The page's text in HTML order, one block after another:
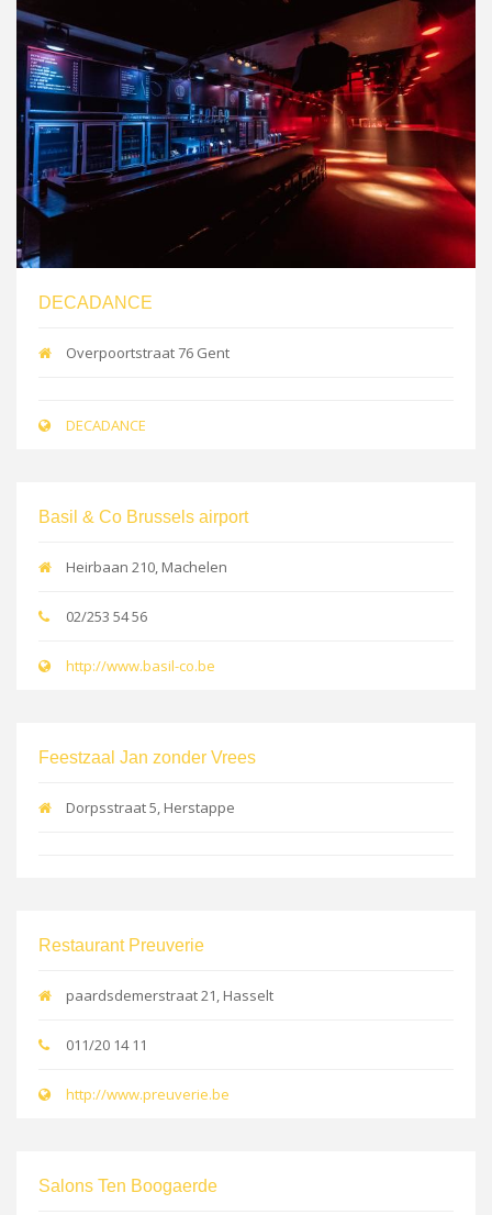
DECADANCE
Overpoortstraat 76 Gent
DECADANCE
Basil & Co Brussels airport
Heirbaan 210, Machelen
02/253 54 56
http://www.basil-co.be
Feestzaal Jan zonder Vrees
Dorpsstraat 5, Herstappe
Restaurant Preuverie
paardsdemerstraat 21, Hasselt
011/20 14 11
http://www.preuverie.be
Salons Ten Boogaerde